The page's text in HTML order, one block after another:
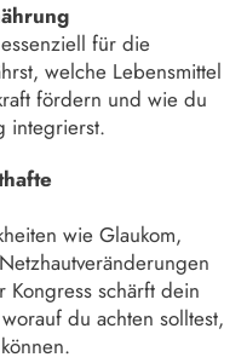
für die
welche Lebensmittel
fördern und wie du
integrierst.
wie Glaukom,
schärft dein
du achten solltest,